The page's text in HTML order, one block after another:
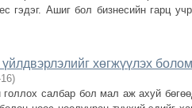
гэдэг. Ашиг бол бизнесийн гарц
хөгжүүлэх
)
салбар бол мал аж ахуй